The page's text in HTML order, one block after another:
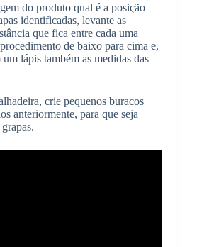
do produto qual é a posição
identificadas, levante as
que fica entre cada uma
de baixo para cima e,
lápis também as medidas das
crie pequenos buracos
anteriormente, para que seja